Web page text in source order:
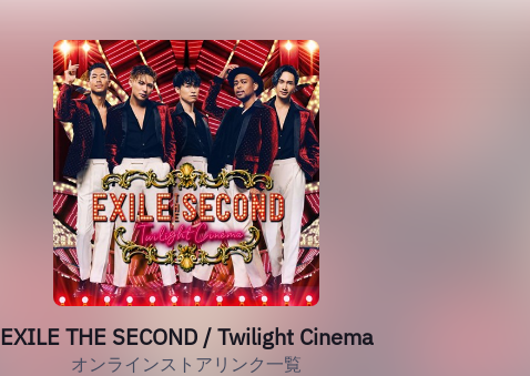
EXILE THE SECOND / Twilight Cinema
オンラインストアリンク一覧